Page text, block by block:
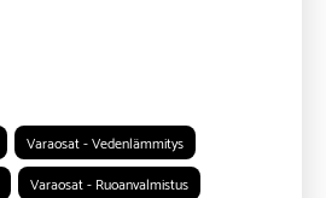
Varaosat - Vedenlämmitys
Varaosat - Ruoanvalmistus